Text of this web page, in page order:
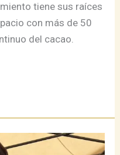
tiene sus raíces
con más de 50
del cacao.